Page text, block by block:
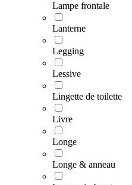
Lampe frontale
Lanterne
Legging
Lessive
Lingette de toilette
Livre
Longe
Longe & anneau